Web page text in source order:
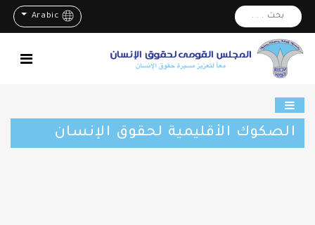
بحث . . . Arabic
الصكوك الأقليمية لحقوق الإنسان